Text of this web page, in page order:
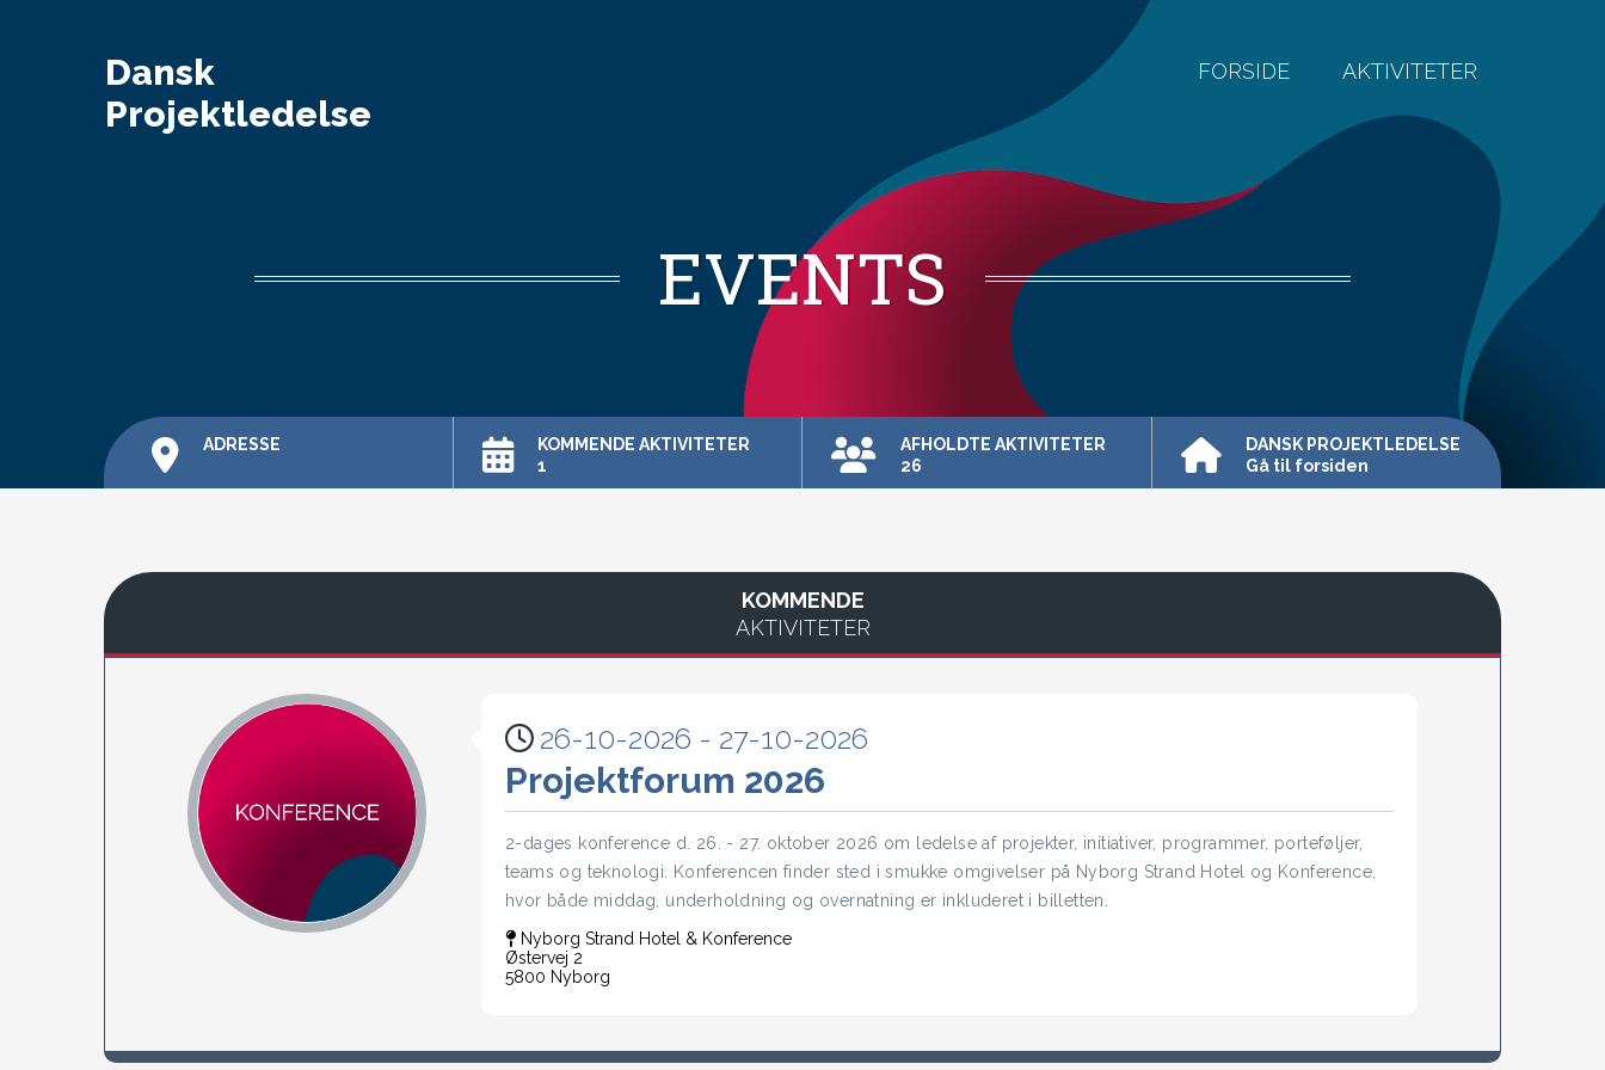
Dansk
Projektledelse
FORSIDE AKTIVITETER
EVENTS
ADRESSE
KOMMENDE AKTIVITETER
1
AFHOLDTE AKTIVITETER
26
DANSK PROJEKTLEDELSE
Gå til forsiden
KOMMENDE
AKTIVITETER
26-10-2026 - 27-10-2026
Projektforum 2026
2-dages konference d. 26. - 27. oktober 2026 om ledelse af projekter, initiativer, programmer, porteføljer,
teams og teknologi. Konferencen finder sted i smukke omgivelser på Nyborg Strand Hotel og Konference,
hvor både middag, underholdning og overnatning er inkluderet i billetten.
Nyborg Strand Hotel & Konference
Østervej 2
5800 Nyborg